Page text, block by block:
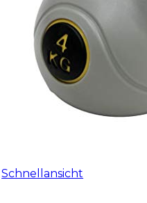
Schnellansicht